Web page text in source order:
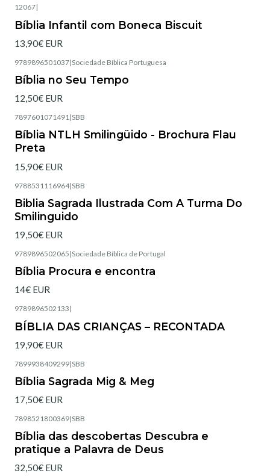
12067|
Bíblia Infantil com Boneca Biscuit
13,90€ EUR
9789896501037|Sociedade Bíblica Portuguesa
Bíblia no Seu Tempo
12,50€ EUR
7897601071491|SBB
Bíblia NTLH Smilingüido - Brochura Flau
Preta
15,90€ EUR
9788531116964|SBB
Biblia Sagrada Ilustrada Com A Turma Do
Smilinguido
19,50€ EUR
9789896502065 |Sociedade Bíblica de Portugal
Bíblia Procura e encontra
14€ EUR
9789896502133 |
BÍBLIA DAS CRIANÇAS – RECONTADA
19,90€ EUR
7899938409299|SBB
Bíblia Sagrada Mig & Meg
17,50€ EUR
7898521800369|SBB
Bíblia das descobertas Descubra e
pratique a Palavra de Deus
32,50€ EUR